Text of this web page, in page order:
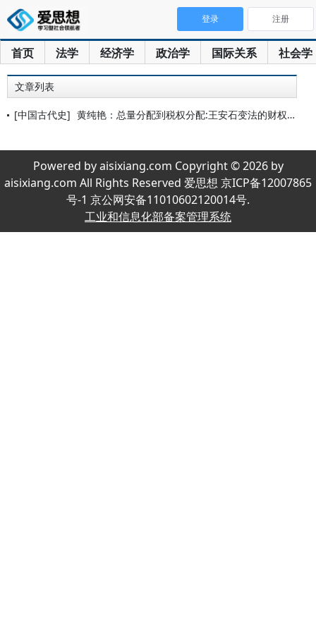
首页 法学 经济学 政治学 国际关系 社会学
登录 注册
文章列表
[中国古代史] 黄纯艳：总量分配到税权分配:王安石变法的财权分配体制变革
Powered by aisixiang.com Copyright © 2026 by
aisixiang.com All Rights Reserved 爱思想 京ICP备12007865
号-1 京公网安备11010602120014号.
工业和信息化部备案管理系统